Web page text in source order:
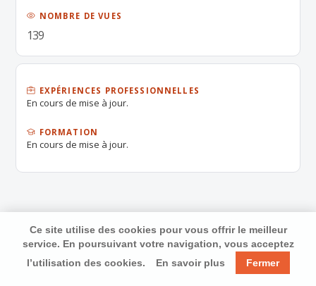
NOMBRE DE VUES
139
EXPÉRIENCES PROFESSIONNELLES
En cours de mise à jour.
FORMATION
En cours de mise à jour.
Ce site utilise des cookies pour vous offrir le meilleur
service. En poursuivant votre navigation, vous acceptez
l’utilisation des cookies.
En savoir plus Fermer